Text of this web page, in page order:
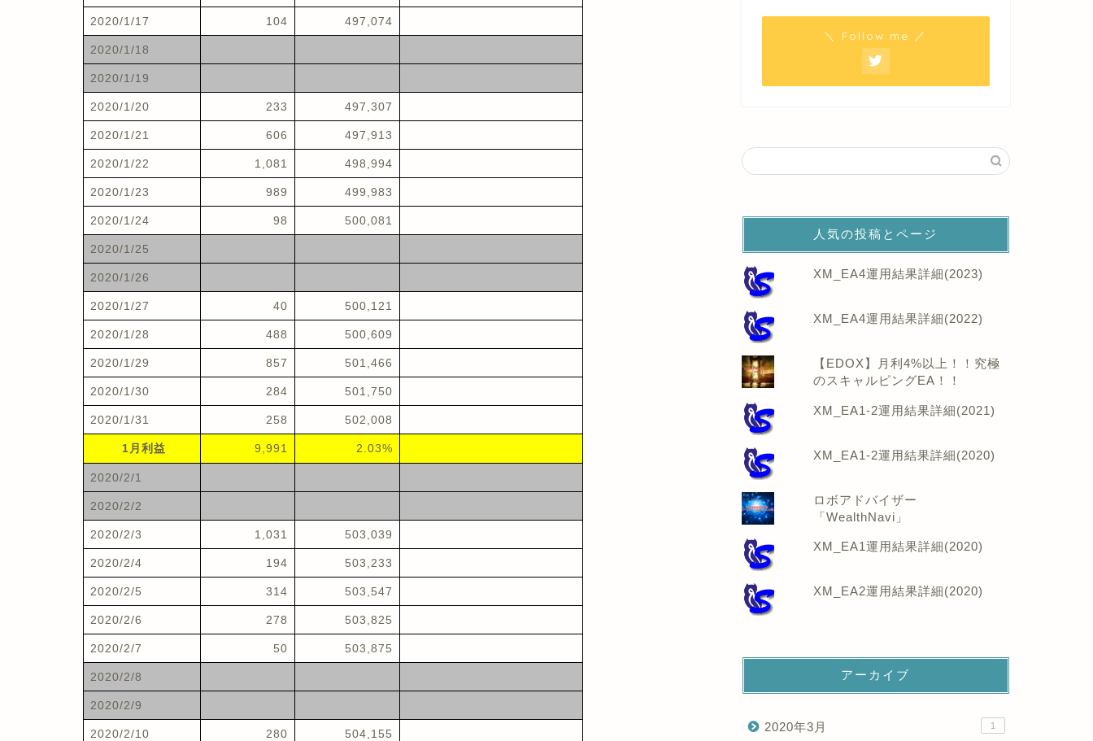
2020/1/17 104 497,074
2020/1/18
2020/1/19
2020/1/20 233 497,307
2020/1/21 606 497,913
2020/1/22 1,081 498,994
2020/1/23 989 499,983
2020/1/24 98 500,081
2020/1/25
2020/1/26
2020/1/27 40 500,121
2020/1/28 488 500,609
2020/1/29 857 501,466
2020/1/30 284 501,750
2020/1/31 258 502,008
1月利益 9,991 2.03%
2020/2/1
2020/2/2
2020/2/3 1,031 503,039
2020/2/4 194 503,233
2020/2/5 314 503,547
2020/2/6 278 503,825
2020/2/7 50 503,875
2020/2/8
2020/2/9
2020/2/10 280 504,155
＼ Follow me ／
人気の投稿とページ
XM_EA4運用結果詳細(2023)
XM_EA4運用結果詳細(2022)
【EDOX】月利4%以上！！究極
のスキャルピングEA！！
XM_EA1-2運用結果詳細(2021)
XM_EA1-2運用結果詳細(2020)
ロボアドバイザー
「WealthNavi」
XM_EA1運用結果詳細(2020)
XM_EA2運用結果詳細(2020)
アーカイブ
2020年3月 1